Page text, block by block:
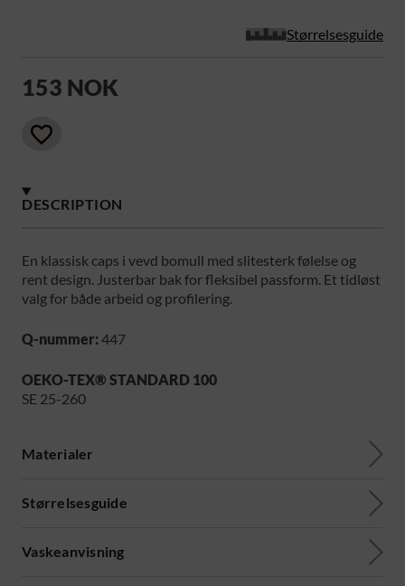
Størrelsesguide
153 NOK
DESCRIPTION
En klassisk caps i vevd bomull med slitesterk følelse og
rent design. Justerbar bak for fleksibel passform. Et tidløst
valg for både arbeid og profilering.
Q-nummer:447
OEKO-TEX® STANDARD 100
SE 25-260
Materialer
Størrelsesguide
Vaskeanvisning